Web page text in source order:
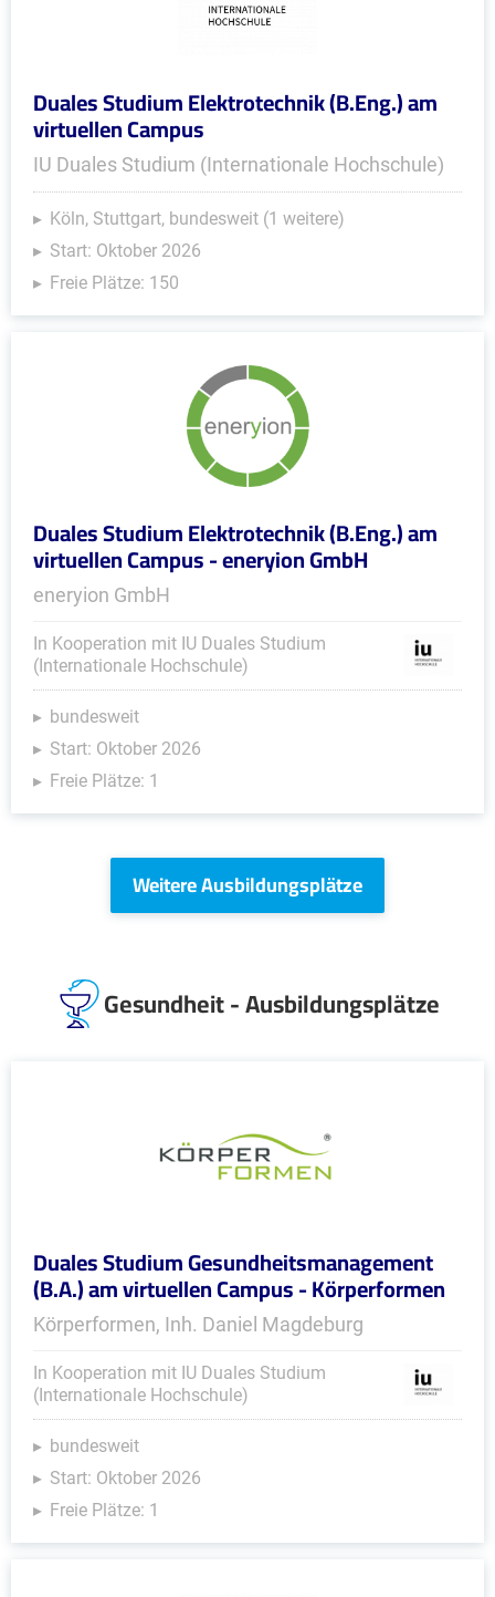
Duales Studium Elektrotechnik (B.Eng.) am
virtuellen Campus
IU Duales Studium (Internationale Hochschule)
Köln, Stuttgart, bundesweit (1 weitere)
Start: Oktober 2026
Freie Plätze: 150
Duales Studium Elektrotechnik (B.Eng.) am
virtuellen Campus - eneryion GmbH
eneryion GmbH
In Kooperation mit IU Duales Studium
(Internationale Hochschule)
bundesweit
Start: Oktober 2026
Freie Plätze: 1
Weitere Ausbildungsplätze
Gesundheit - Ausbildungsplätze
Duales Studium Gesundheitsmanagement
(B.A.) am virtuellen Campus - Körperformen
Körperformen, Inh. Daniel Magdeburg
In Kooperation mit IU Duales Studium
(Internationale Hochschule)
bundesweit
Start: Oktober 2026
Freie Plätze: 1